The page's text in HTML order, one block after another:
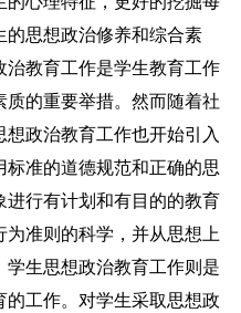
的思想政治修养和综合素
治教育工作是学生教育工作
的重要举措。然而随着社
政治教育工作也开始引入
准的道德规范和正确的思
进行有计划和有目的的教育
准则的科学，并从思想上
生思想政治教育工作则是
工作。对学生采取思想政